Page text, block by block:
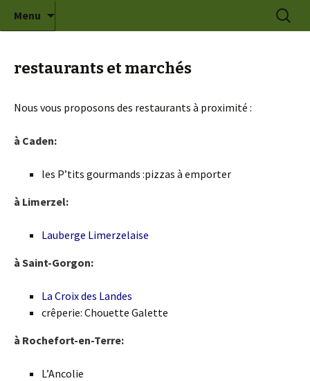
gite du grand val
Gite et chambre d'hôtes de charme dans le
Morbihan
Menu
restaurants et marchés
Nous vous proposons des restaurants à proximité :
à Caden:
les P’tits gourmands :pizzas à emporter
à Limerzel:
Lauberge Limerzelaise
à Saint-Gorgon:
La Croix des Landes
crêperie: Chouette Galette
à Rochefort-en-Terre:
L’Ancolie